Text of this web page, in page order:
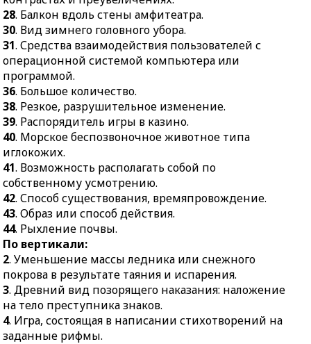
31.Средства
взаимодействия
пользователей с
операционной системой
компьютера или
программой.
36.Большое количество.
38.Резкое,
разрушительное
изменение.
39.Распорядитель игры
в казино.
40.Морское
беспозвоночное
животное типа
иглокожих.
41.Возможность
располагать собой по
собственному
усмотрению.
42.Способ
28. Балкон вдоль стены амфитеатра.
30. Вид зимнего головного убора.
31. Средства взаимодействия пользователей с
операционной системой компьютера или
программой.
36. Большое количество.
38. Резкое, разрушительное изменение.
39. Распорядитель игры в казино.
40. Морское беспозвоночное животное типа
иглокожих.
41. Возможность располагать собой по
собственному усмотрению.
42. Способ существования, времяпровождение.
43. Образ или способ действия.
44. Рыхление почвы.
По вертикали:
2. Уменьшение массы ледника или снежного
покрова в результате таяния и испарения.
3. Древний вид позорящего наказания: наложение
на тело преступника знаков.
4. Игра, состоящая в написании стихотворений на
заданные рифмы.